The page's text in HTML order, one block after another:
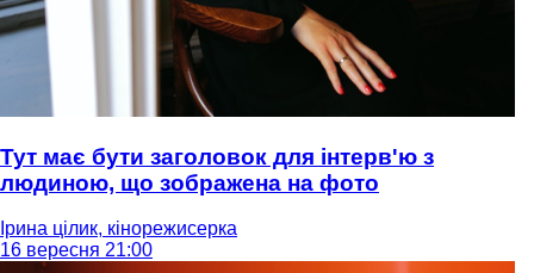
Тут має бути заголовок для інтерв'ю з
людиною, що зображена на фото
Ірина цілик, кінорежисерка
16 вересня 21:00